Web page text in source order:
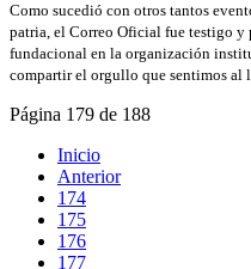
Como sucedió con otros tantos
patria, el Correo Oficial fue testigo y
fundacional en la organización
compartir el orgullo que sentimos al
Página 179 de 188
Inicio
Anterior
174
175
176
177